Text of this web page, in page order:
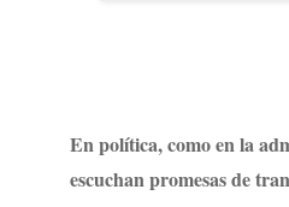
En política, como en la
escuchan promesas de